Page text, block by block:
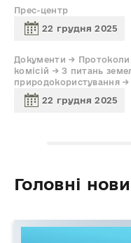
Прес-центр
22 грудня 2025
Документи → Протоколи,
комісій → З питань
природокористування
22 грудня 2025
Головні